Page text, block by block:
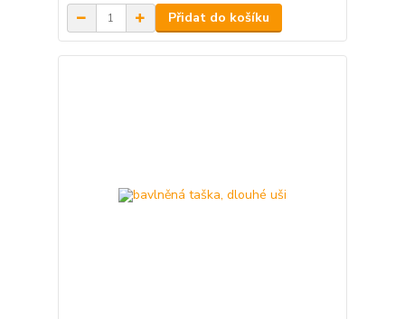
Přidat do košíku